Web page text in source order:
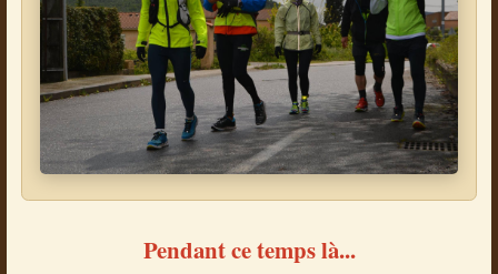
Pendant ce temps là...